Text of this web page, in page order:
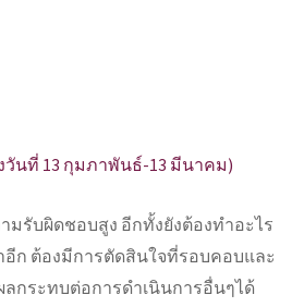
วันที่ 13 กุมภาพันธ์-13 มีนาคม)
มรับผิดชอบสูง อีกทั้งยังต้องทำอะไร
อีก ต้องมีการตัดสินใจที่รอบคอบและ
ลกระทบต่อการดำเนินการอื่นๆได้